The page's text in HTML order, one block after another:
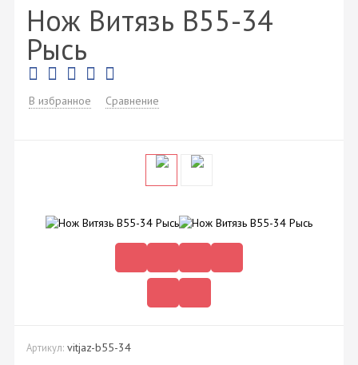
Нож Витязь B55-34
Рысь
В избранное Сравнение
Артикул: vitjaz-b55-34